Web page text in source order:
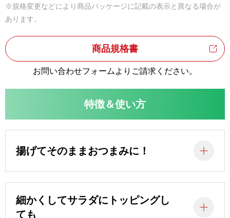
※規格変更などにより商品パッケージに記載の表示と異なる場合が
あります。
商品規格書
お問い合わせフォームよりご請求ください。
特徴＆使い方
揚げてそのままおつまみに！
細かくしてサラダにトッピングし
ても